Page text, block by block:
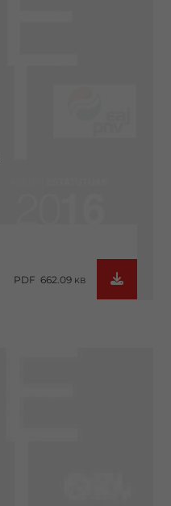
PDF 662.09 KB